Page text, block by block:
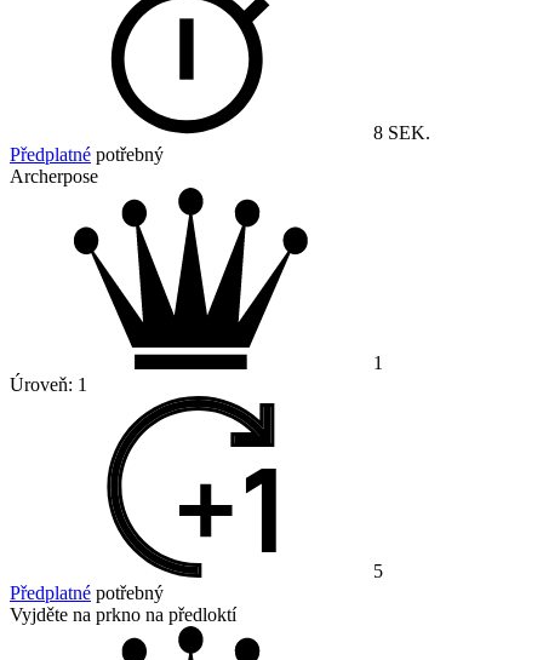
8 SEK.
Předplatné potřebný
Archerpose
1
Úroveň: 1
5
Předplatné potřebný
Vyjděte na prkno na předloktí